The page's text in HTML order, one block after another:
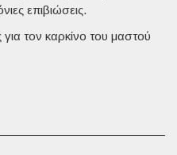
επιβιώσεις.
τον καρκίνο του μαστού